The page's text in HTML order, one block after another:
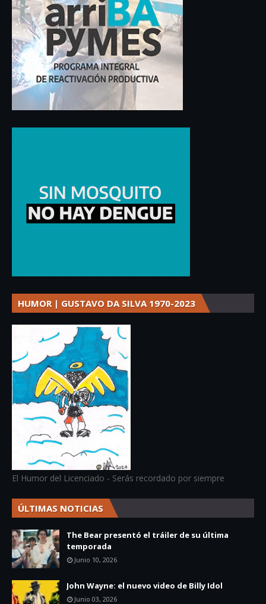
HUMOR | GUSTAVO DA SILVA 1970-2023
El Humor del Licenciado - Serás recordado por siempre
ÚLTIMAS NOTICIAS
The Bear presentó el tráiler de su última
temporada
Junio 10, 2026
John Wayne: el nuevo video de Billy Idol
Junio 03, 2026